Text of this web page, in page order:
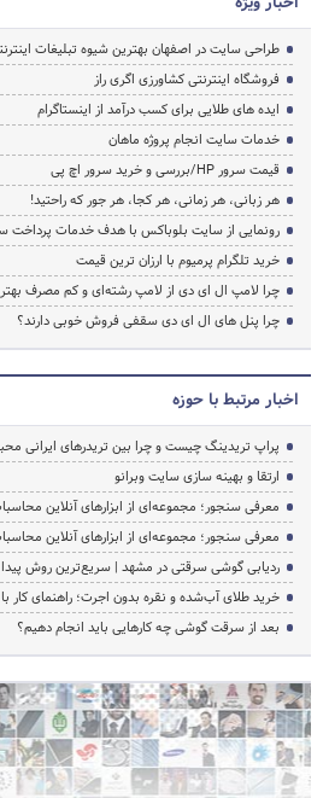
طراحی سایت در اصفهان بهترین شیوه تبلیغات
فروشگاه اینترنتی کشاورزی اگری راز
ایده های طلایی برای کسب درآمد از اینستاگرام
خدمات سایت انجام پروژه ماهان
قیمت سرور HP/بررسی و خرید سرور اچ پی
هر زبانی، هر زمانی، هر کجا، هر جور که راحتید!
رونمایی از سایت بلوباکس با هدف خدمات پرداخت
خرید تلگرام پرمیوم با ارزان ترین قیمت
چرا لامپ ال ای دی از لامپ رشته‌ای و کم مصرف
چرا پنل های ال ای دی سقفی فروش خوبی دارند؟
اخبار مرتبط با حوزه
پراپ تریدینگ چیست و چرا بین تریدرهای ایرانی
ارتقا و بهینه سازی سایت وبرانو
معرفی سنجور؛ مجموعه‌ای از ابزارهای آنلاین
معرفی سنجور؛ مجموعه‌ای از ابزارهای آنلاین
ردیابی گوشی سرقتی در مشهد | سریع‌ترین روش
خرید طلای آب‌شده و نقره بدون اجرت؛ راهنمای کار
بعد از سرقت گوشی چه کارهایی باید انجام دهیم؟